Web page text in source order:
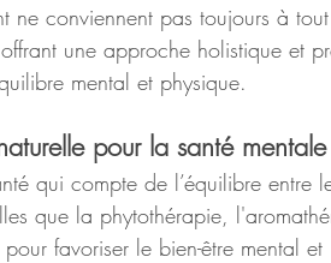
ne conviennent pas toujours à
une approche holistique et
mental et physique.
pour la santé mentale
qui compte de l’équilibre entre
que la phytothérapie,
favoriser le bien-être mental et